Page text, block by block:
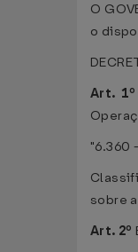
O
o
Art. 1º
"6.360
sobre
Art. 2º